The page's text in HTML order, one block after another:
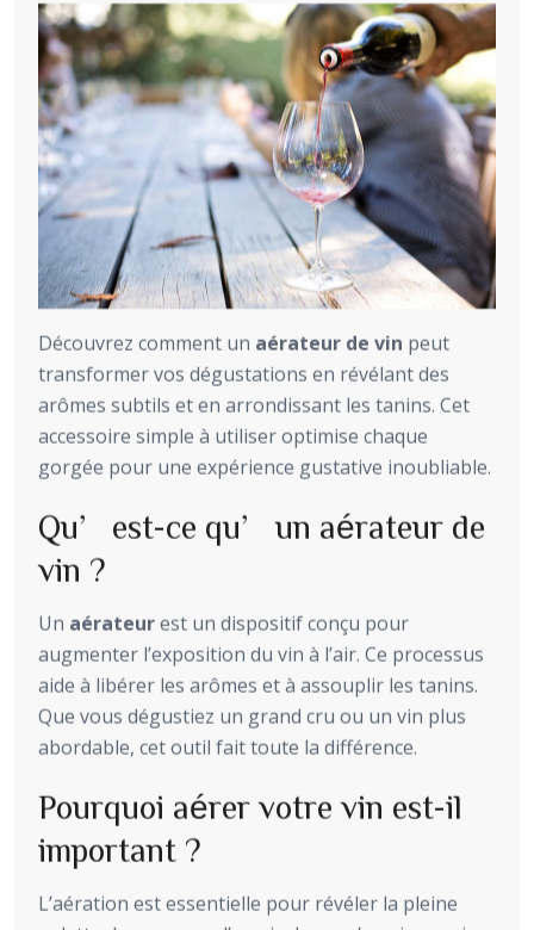
Découvrez comment un aérateur de vin peut
transformer vos dégustations en révélant des
arômes subtils et en arrondissant les tanins. Cet
accessoire simple à utiliser optimise chaque
gorgée pour une expérience gustative inoubliable.
Qu’est-ce qu’un aérateur de
vin ?
Un aérateurest un dispositif conçu pour
augmenter l’exposition du vin à l’air. Ce processus
aide à libérer les arômes et à assouplir les tanins.
Que vous dégustiez un grand cru ou un vin plus
abordable, cet outil fait toute la différence.
Pourquoi aérer votre vin est-il
important ?
L’aération est essentielle pour révéler la pleine